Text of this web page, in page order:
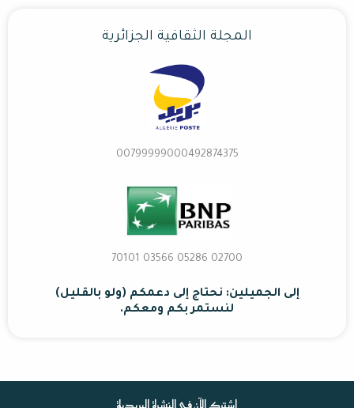
المجلة الثقافية الجزائرية
00799999000492874375
02700 70101 03566 05286
إلى الجميلين: نحتاج إلى دعمكم (ولو بالقليل)
لنستمر بكم ومعكم.